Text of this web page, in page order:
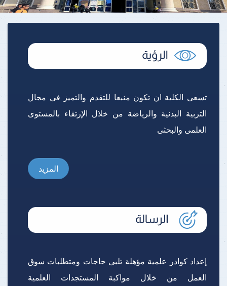
تسعى الكلية ان تكون منبعا للتقدم والتميز فى مجال
التربية البدنية والرياضة من خلال الإرتقاء بالمستوى
العلمى والبحثى
المزيد
إعداد كوادر علمية مؤهلة تلبى حاجات ومتطلبات سوق
العمل من خلال مواكبة المستجدات العلمية